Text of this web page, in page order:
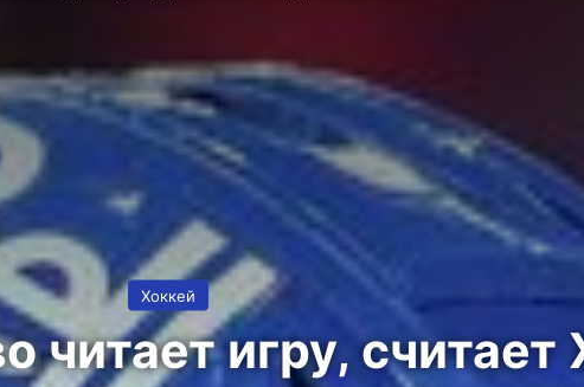
Хоккей
читает игру, считает